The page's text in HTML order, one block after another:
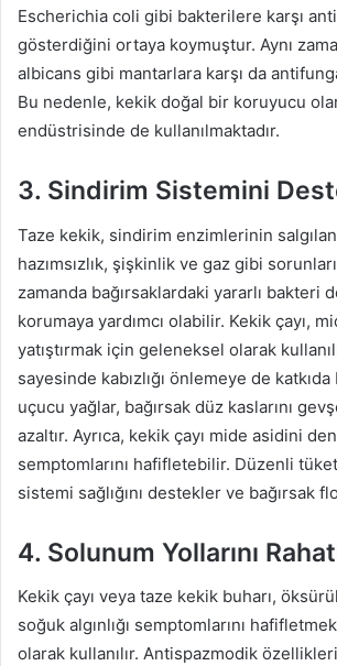
Escherichia coli gibi bakterilere karşı
gösterdiğini ortaya koymuştur. Aynı
albicans gibi mantarlara karşı da
Bu nedenle, kekik doğal bir koruyucu
endüstrisinde de kullanılmaktadır.
3. Sindirim Sistemini
Taze kekik, sindirim enzimlerinin
hazımsızlık, şişkinlik ve gaz gibi
zamanda bağırsaklardaki yararlı bakteri
korumaya yardımcı olabilir. Kekik çayı,
yatıştırmak için geleneksel olarak
sayesinde kabızlığı önlemeye de
uçucu yağlar, bağırsak düz kaslarını
azaltır. Ayrıca, kekik çayı mide asidini
semptomlarını hafifletebilir. Düzenli
sistemi sağlığını destekler ve bağırsak
4. Solunum Yollarını
Kekik çayı veya taze kekik buharı,
soğuk algınlığı semptomlarını
olarak kullanılır. Antispazmodik